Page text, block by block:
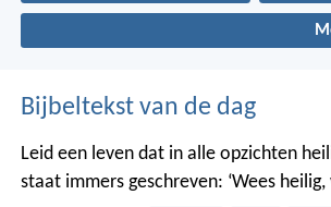
Bijbeltekst van de dag
Leid een leven dat in alle opzichten
staat immers geschreven: ‘Wees